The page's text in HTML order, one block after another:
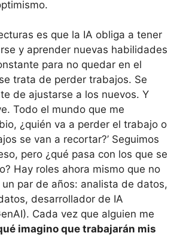
es que la IA obliga a tener
y aprender nuevas habilidades
para no quedar en el
trata de perder trabajos. Se
de ajustarse a los nuevos. Y
Todo el mundo que me
¿quién va a perder el trabajo o
se van a recortar?’ Seguimos
pero ¿qué pasa con los que se
Hay roles ahora mismo que no
par de años: analista de datos,
desarrollador de IA
Cada vez que alguien me
imagino que trabajarán mis